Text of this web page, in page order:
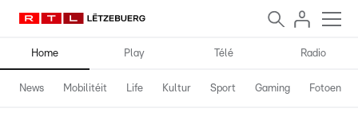
Home Play Télé Radio
News Mobilitéit Life Kultur Sport Gaming Fotoen